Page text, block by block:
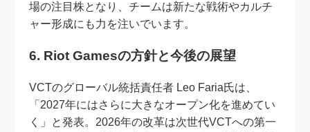
場の注目株となり、チームは新たな戦術やカルチ
ャー形成にも力を注いでいます。
6. Riot Gamesの方針と今後の展望
VCTのグローバル統括責任者 Leo Faria氏は、
「2027年にはさらに大きなオープン化を進めてい
く」と発表。2026年の改革は次世代VCTへの第一